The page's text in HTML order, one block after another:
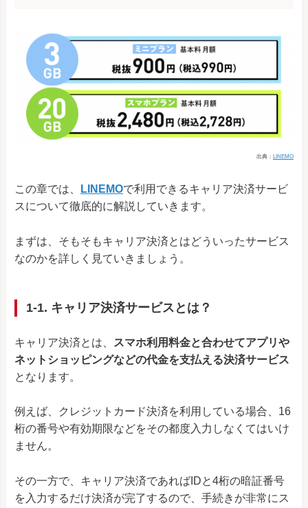
出典： LINEMO
この章では、 LINEMOで利用できるキャリア決済サービ
スについて徹底的に解説していきます。
まずは、そもそもキャリア決済とはどういったサービス
なのかを詳しく見ていきましょう。
1-1. キャリア決済サービスとは？
キャリア決済とは、
スマホ利用料金と合わせてアプリや
ネットショッピングなどの代金を支払える決済サービス
となります。
例えば、クレジットカード決済を利用している場合、16
桁の番号や有効期限などをその都度入力しなくてはいけ
ません。
その一方で、キャリア決済であればIDと4桁の暗証番号
を入力するだけ決済が完了するので、手続きが非常にス